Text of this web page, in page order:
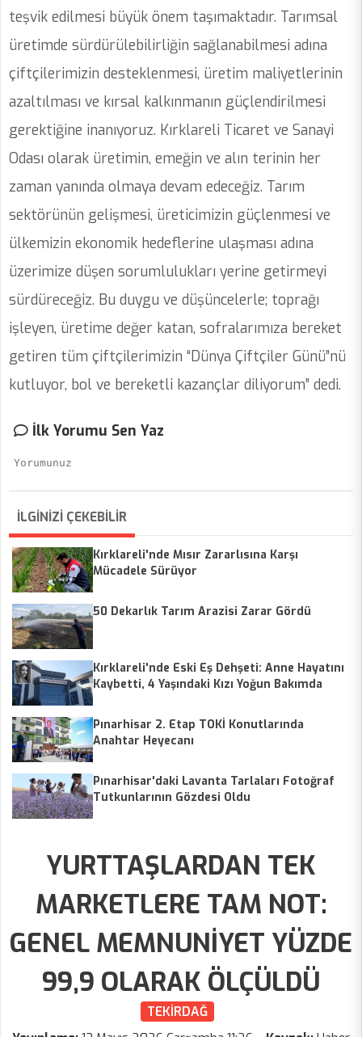
teşvik edilmesi büyük önem taşımaktadır. Tarımsal
üretimde sürdürülebilirliğin sağlanabilmesi adına
çiftçilerimizin desteklenmesi, üretim maliyetlerinin
azaltılması ve kırsal kalkınmanın güçlendirilmesi
gerektiğine inanıyoruz. Kırklareli Ticaret ve Sanayi
Odası olarak üretimin, emeğin ve alın terinin her
zaman yanında olmaya devam edeceğiz. Tarım
sektörünün gelişmesi, üreticimizin güçlenmesi ve
ülkemizin ekonomik hedeflerine ulaşması adına
üzerimize düşen sorumlulukları yerine getirmeyi
sürdüreceğiz. Bu duygu ve düşüncelerle; toprağı
işleyen, üretime değer katan, sofralarımıza bereket
getiren tüm çiftçilerimizin “Dünya Çiftçiler Günü”nü
kutluyor, bol ve bereketli kazançlar diliyorum” dedi.
İlk Yorumu Sen Yaz
İLGİNİZİ ÇEKEBİLİR
Kırklareli'nde Mısır Zararlısına Karşı
Mücadele Sürüyor
50 Dekarlık Tarım Arazisi Zarar Gördü
Kırklareli'nde Eski Eş Dehşeti: Anne Hayatını
Kaybetti, 4 Yaşındaki Kızı Yoğun Bakımda
Pınarhisar 2. Etap TOKİ Konutlarında
Anahtar Heyecanı
Pınarhisar'daki Lavanta Tarlaları Fotoğraf
Tutkunlarının Gözdesi Oldu
YURTTAŞLARDAN TEK
MARKETLERE TAM NOT:
GENEL MEMNUNİYET YÜZDE
99,9 OLARAK ÖLÇÜLDÜ
TEKİRDAĞ